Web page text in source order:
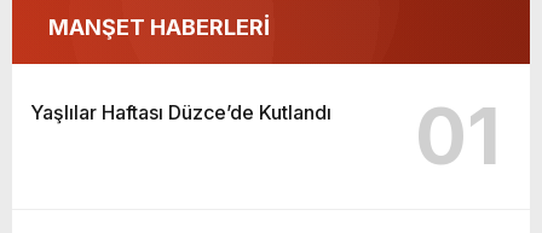
MANŞET HABERLERİ
Yaşlılar Haftası Düzce’de Kutlandı 01